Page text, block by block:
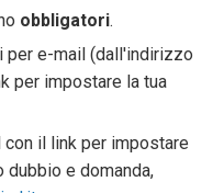
obbligatori.
per e-mail (dall'indirizzo
per impostare la tua
il link per impostare
dubbio e domanda,